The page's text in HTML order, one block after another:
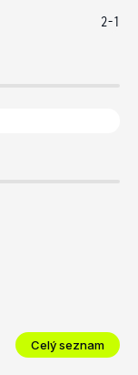
2-1
Celý seznam